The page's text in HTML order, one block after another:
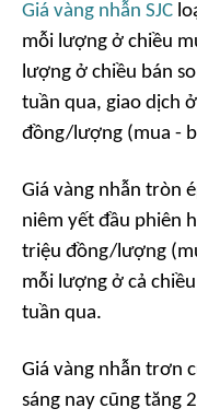
Giá vàng nhẫn SJC
mỗi lượng ở chiều
lượng ở chiều bán
tuần qua, giao dịch
đồng/lượng (mua -
Giá vàng nhẫn tròn
niêm yết đầu phiên
triệu đồng/lượng
mỗi lượng ở cả
tuần qua.
Giá vàng nhẫn trơn
sáng nay cũng tăng